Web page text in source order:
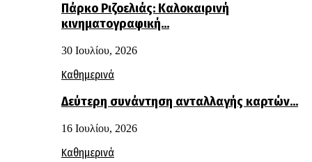
Πάρκο Ριζοελιάς: Καλοκαιρινή
κινηματογραφική…
30 Ιουλίου, 2026
Καθημερινά
Δεύτερη συνάντηση ανταλλαγής καρτών…
16 Ιουλίου, 2026
Καθημερινά